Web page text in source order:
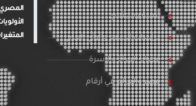
تنمية ومجتمع
دراسات الإعلام والرأي العام
قضايا المرأة والأسرة
مصر والعالم في أرقام